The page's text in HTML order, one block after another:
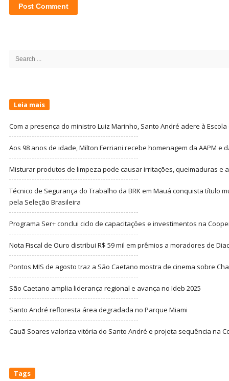
Search
Leia mais
Com a presença do ministro Luiz Marinho, Santo André adere à
Aos 98 anos de idade, Milton Ferriani recebe homenagem da AAPM e
Misturar produtos de limpeza pode causar irritações, queimaduras e
Técnico de Segurança do Trabalho da BRK em Mauá conquista título
pela Seleção Brasileira
Programa Ser+ conclui ciclo de capacitações e investimentos na
Nota Fiscal de Ouro distribui R$ 59 mil em prêmios a moradores de
Pontos MIS de agosto traz a São Caetano mostra de cinema sobre
São Caetano amplia liderança regional e avança no Ideb 2025
Santo André refloresta área degradada no Parque Miami
Cauã Soares valoriza vitória do Santo André e projeta sequência na
Tags